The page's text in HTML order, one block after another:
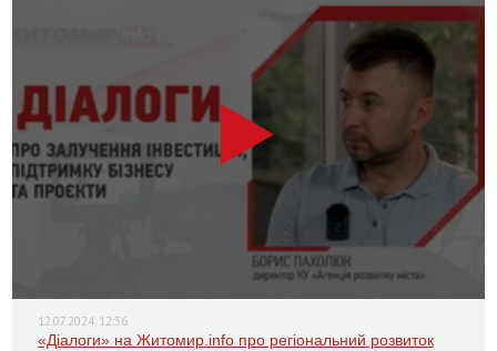
12.07.2024, 12:36
«Діалоги» на Житомир.info про регіональний розвиток